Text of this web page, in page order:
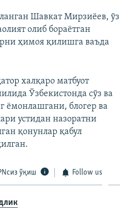
Шавкат Мирзиёев, ўз
олиб бораётган
ҳимоя қилишга ваъда
халқаро матбуот
Ўзбекистонда сўз ва
ёмонлашгани, блогер ва
устидан назоратни
қонунлар қабул
ўқиш Follow us